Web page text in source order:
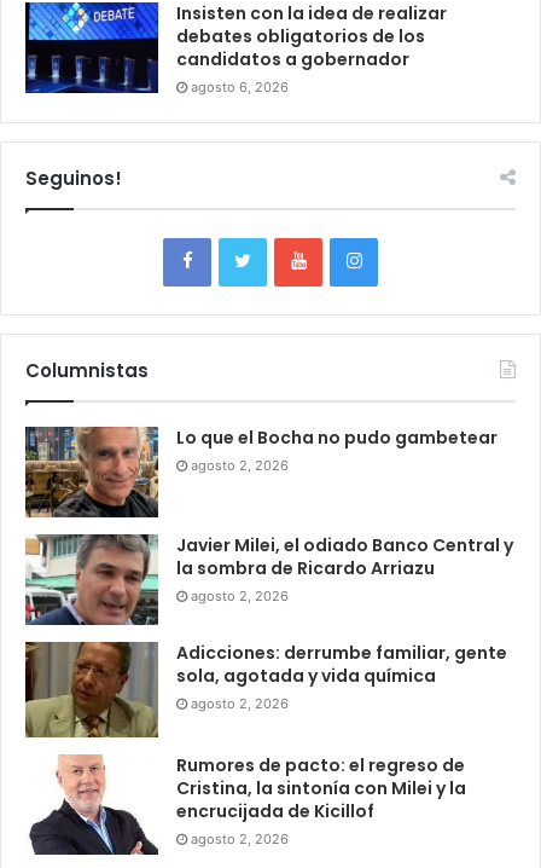
Insisten con la idea de realizar
debates obligatorios de los
candidatos a gobernador
agosto 6, 2026
Seguinos!
Columnistas
Lo que el Bocha no pudo gambetear
agosto 2, 2026
Javier Milei, el odiado Banco Central y
la sombra de Ricardo Arriazu
agosto 2, 2026
Adicciones: derrumbe familiar, gente
sola, agotada y vida química
agosto 2, 2026
Rumores de pacto: el regreso de
Cristina, la sintonía con Milei y la
encrucijada de Kicillof
agosto 2, 2026